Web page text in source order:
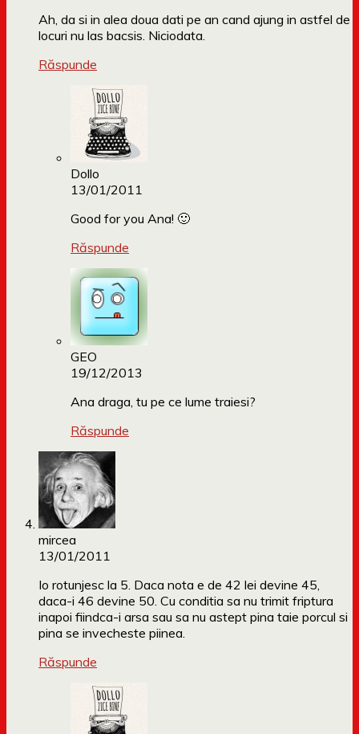
Ah, da si in alea doua dati pe an cand ajung in astfel de
locuri nu las bacsis. Niciodata.
Răspunde
Dollo
13/01/2011
Good for you Ana! 🙂
Răspunde
GEO
19/12/2013
Ana draga, tu pe ce lume traiesi?
Răspunde
mircea
13/01/2011
Io rotunjesc la 5. Daca nota e de 42 lei devine 45,
daca-i 46 devine 50. Cu conditia sa nu trimit friptura
inapoi fiindca-i arsa sau sa nu astept pina taie porcul si
pina se invecheste piinea.
Răspunde